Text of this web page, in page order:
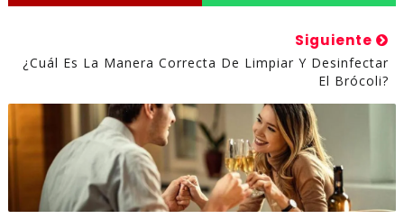
Siguiente
¿Cuál Es La Manera Correcta De Limpiar Y Desinfectar
El Brócoli?